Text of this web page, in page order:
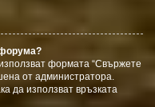
формата “Свържете
от администратора.
да използват връзката